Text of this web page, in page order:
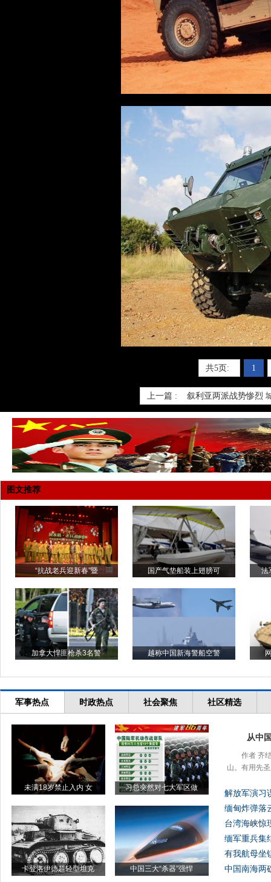
共5页: 1
上一篇 : 叙利亚两派战势惨烈
图文推荐
“抗战老兵迎新春”暨 国产气垫船装上翅膀可 法
加拿大悍匪枪杀3名警 越称中国新海警船空警
军事热点 时政热点 社会聚焦 社区精选
未满18岁禁止入内 女 习总突然对七大军区做
卡登洛伊德超轻型坦克 中国三大“杀器”强悍
从中
作者 齐
山。有用先
解放军演习
缅甸炸弹落
台湾海峡惊
缅军重兵集
有我航母坐
中国南海两